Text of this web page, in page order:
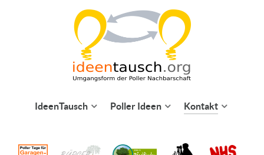
IdeenTausch Poller Ideen Kontakt